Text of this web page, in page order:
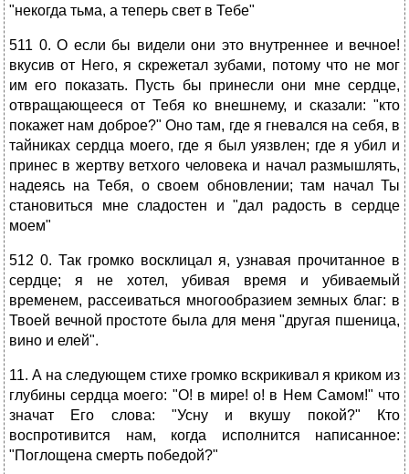
"некогда тьма, а теперь свет в Тебе"
511 0. О если бы видели они это внутреннее и вечное!
вкусив от Него, я скрежетал зубами, потому что не мог
им его показать. Пусть бы принесли они мне сердце,
отвращающееся от Тебя ко внешнему, и сказали: "кто
покажет нам доброе?" Оно там, где я гневался на себя, в
тайниках сердца моего, где я был уязвлен; где я убил и
принес в жертву ветхого человека и начал размышлять,
надеясь на Тебя, о своем обновлении; там начал Ты
становиться мне сладостен и "дал радость в сердце
моем"
512 0. Так громко восклицал я, узнавая прочитанное в
сердце; я не хотел, убивая время и убиваемый
временем, рассеиваться многообразием земных благ: в
Твоей вечной простоте была для меня "другая пшеница,
вино и елей".
11. А на следующем стихе громко вскрикивал я криком из
глубины сердца моего: "О! в мире! о! в Нем Самом!" что
значат Его слова: "Усну и вкушу покой?" Кто
воспротивится нам, когда исполнится написанное:
"Поглощена смерть победой?"